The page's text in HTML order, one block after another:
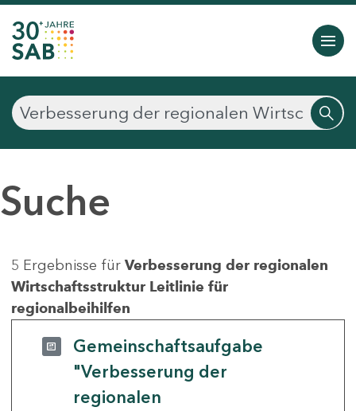
Suche
5 Ergebnisse für Verbesserung der regionalen
Wirtschaftsstruktur Leitlinie für
regionalbeihilfen
Gemeinschaftsaufgabe
"Verbesserung der
regionalen